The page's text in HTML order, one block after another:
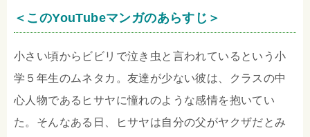
＜このYouTubeマンガのあらすじ＞
小さい頃からビビリで泣き虫と言われているという小
学５年生のムネタカ。友達が少ない彼は、クラスの中
心人物であるヒサヤに憧れのような感情を抱いてい
た。そんなある日、ヒサヤは自分の父がヤクザだとみ